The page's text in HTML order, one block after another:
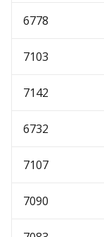
6778
7103
7142
6732
7107
7090